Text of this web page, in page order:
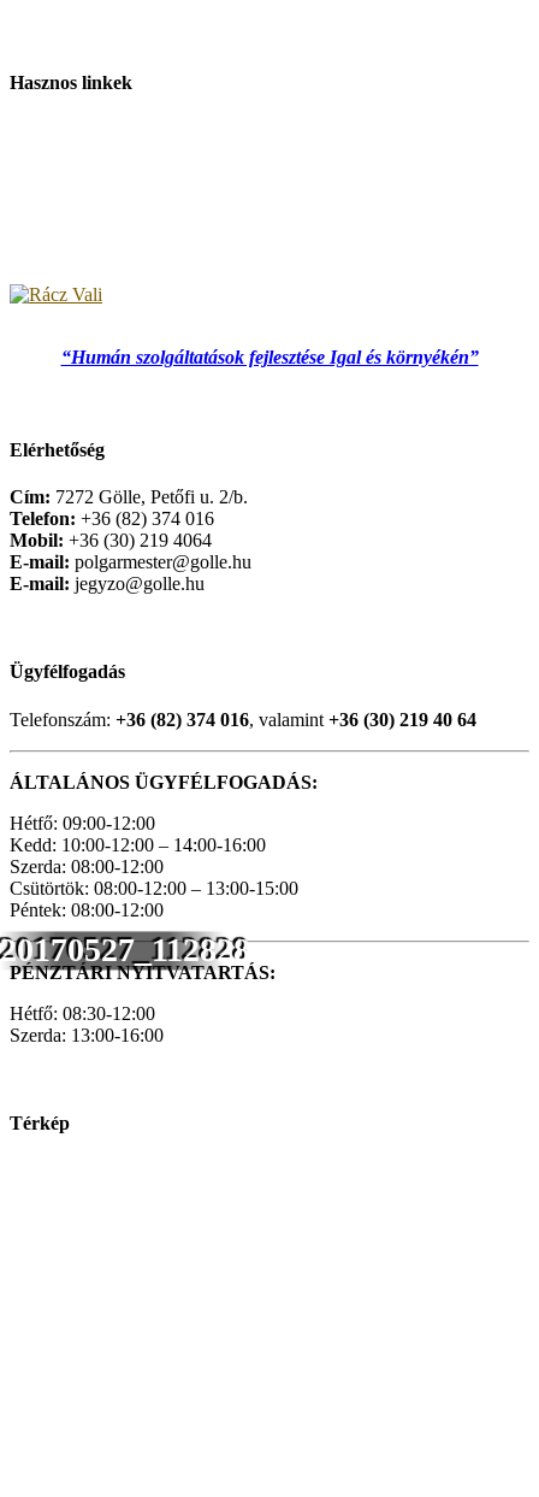
20170527_112828
Hasznos linkek
“Humán szolgáltatások fejlesztése Igal és környékén”
Elérhetőség
Cím: 7272 Gölle, Petőfi u. 2/b.
Telefon: +36 (82) 374 016
Mobil: +36 (30) 219 4064
E-mail: polgarmester@golle.hu
E-mail: jegyzo@golle.hu
Ügyfélfogadás
Telefonszám: +36 (82) 374 016, valamint +36 (30) 219 40 64
ÁLTALÁNOS ÜGYFÉLFOGADÁS:
Hétfő: 09:00-12:00
Kedd: 10:00-12:00 – 14:00-16:00
Szerda: 08:00-12:00
Csütörtök: 08:00-12:00 – 13:00-15:00
Péntek: 08:00-12:00
PÉNZTÁRI NYITVATARTÁS:
Hétfő: 08:30-12:00
Szerda: 13:00-16:00
Térkép